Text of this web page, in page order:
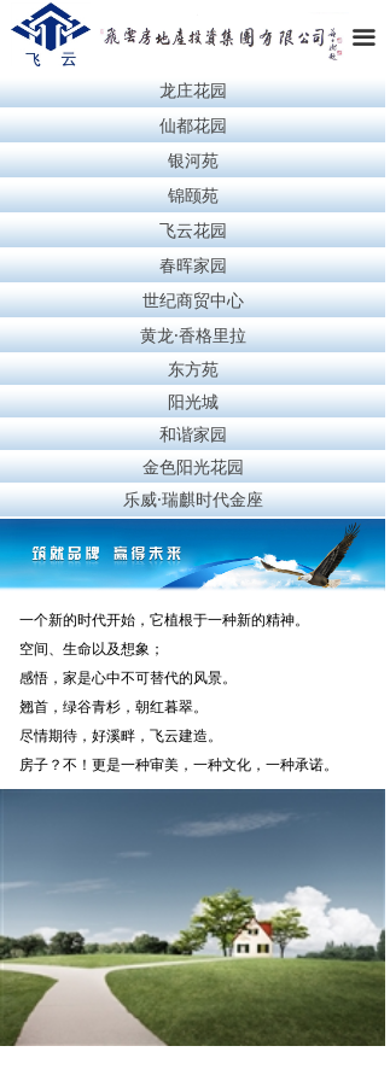
끀
龙庄花园
仙都花园
银河苑
锦颐苑
飞云花园
春晖家园
世纪商贸中心
黄龙·香格里拉
东方苑
阳光城
和谐家园
金色阳光花园
乐威·瑞麒时代金座
一个新的时代开始，它植根于一种新的精神。
空间、生命以及想象；
感悟，家是心中不可替代的风景。
翘首，绿谷青杉，朝红暮翠。
尽情期待，好溪畔，飞云建造。
房子？不！更是一种审美，一种文化，一种承诺。